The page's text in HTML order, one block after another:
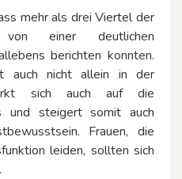
mehr als drei Viertel der
von einer deutlichen
berichten konnten.
auch nicht allein in der
sich auch auf die
und steigert somit auch
Frauen, die
leiden, sollten sich